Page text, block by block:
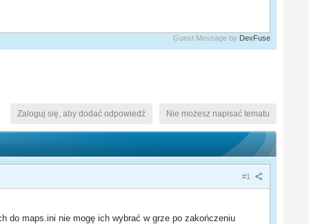
Guest Message by DevFuse
Nie możesz napisać tematu
Zaloguj się, aby dodać odpowiedź
#1
do maps.ini nie mogę ich wybrać w grze po zakończeniu